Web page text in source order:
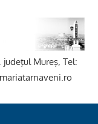
Mureş, Tel: